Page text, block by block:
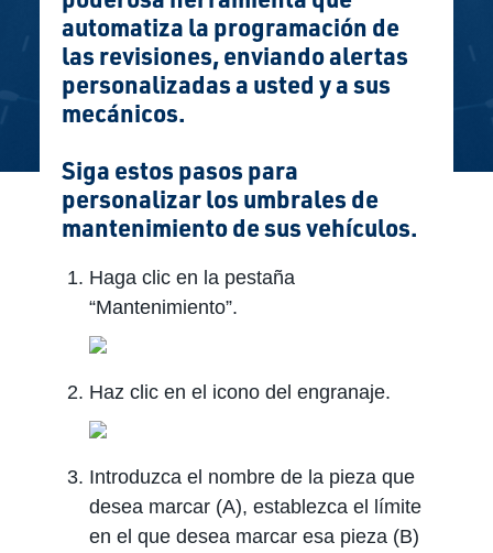
automatiza la programación de
las revisiones, enviando alertas
personalizadas a usted y a sus
mecánicos.
Siga estos pasos para
personalizar los umbrales de
mantenimiento de sus vehículos.
Haga clic en la pestaña
“Mantenimiento”.
Haz clic en el icono del engranaje.
Introduzca el nombre de la pieza que
desea marcar (A), establezca el límite
en el que desea marcar esa pieza (B)